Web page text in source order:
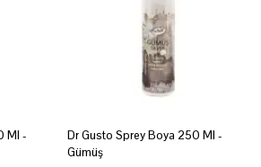
Ml -
Dr Gusto Sprey Boya 250 Ml -
Gümüş